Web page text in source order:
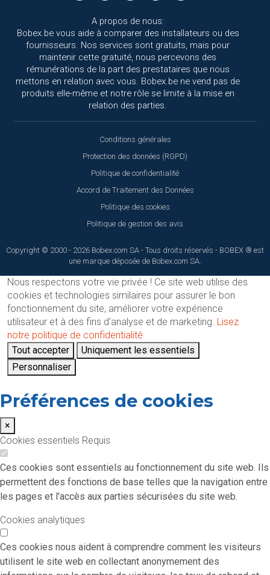
A propos de nous:
Bobex.be vous aide à comparer des installateurs ou des
fournisseurs. Nos services sont gratuits, mais pour
maintenir cette gratuité, nous percevons des
rémunérations de la part des prestataires que nous
mettons en relation avec vous. Bobex.be ne vend pas de
produits elle-même et notre rôle se limite à la mise en
relation des parties.
Conditions générales
Protection des données (RGPD)
Politique de confidentialité
Accord de Traitement des Données
Politique des cookies
Politique de gestion des avis
Copyright © 2000 - 2026 Bobex.com SA - Tous droits réservés - BOBEX ® est
une marque déposée de Bobex.com SA.
Nous respectons votre vie privée ! Ce site web utilise des
cookies et technologies similaires pour assurer le bon
fonctionnement du site, améliorer votre expérience
utilisateur et à des fins d'analyse et de marketing. Lisez
notre politique de confidentialité
Tout accepter
Uniquement les essentiels
Personnaliser
Préférences de cookies
×
Cookies essentiels Requis
Ces cookies sont essentiels au fonctionnement du site web. Ils
permettent des fonctions de base telles que la navigation entre
les pages et l'accès aux parties sécurisées du site web.
Cookies analytiques
Ces cookies nous aident à comprendre comment les visiteurs
utilisent le site web en collectant anonymement des